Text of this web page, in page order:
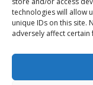
technologies will allow
unique IDs on this site.
adversely affect
προκαρκινικές
HPVtest:
υψηλού
Κολποσκόπηση